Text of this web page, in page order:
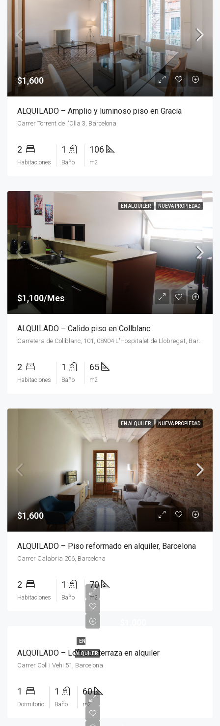
$1,600
ALQUILADO – Amplio y luminoso piso en Gracia
Carrer Torrent de l'Olla 3, Barcelona
2
Habitaciones
1
Baño
106
m2
EN ALQUILER NUEVA PROPIEDAD
$1,100/Mes
ALQUILADO – Calido piso en Collblanc
Carretera de Collblanc, 101, 08904 L'Hospitalet de Llobregat, Barcelona, España
2
Habitaciones
1
Baño
65
m2
EN ALQUILER NUEVA PROPIEDAD
$1,600
ALQUILADO – Piso reformado en alquiler, Barcelona
Carrer Calabria 206, Barcelona
2
Habitaciones
1
Baño
70
m2
EN
ALQUILER
ALQUILADO – Loft con terraza en alquiler
Carrer Coll i Vehi 51, Barcelona
1
Dormitorio
1
Baño
60
m2